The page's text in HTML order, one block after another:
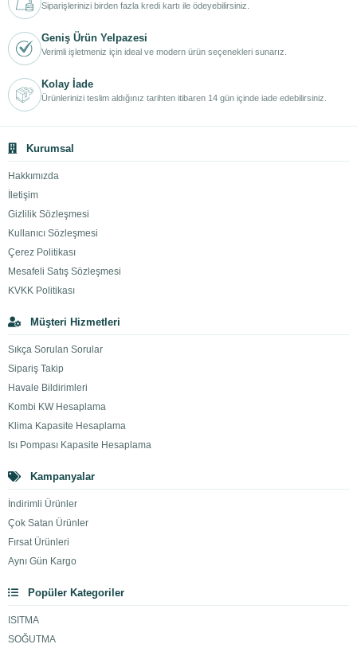
Siparişlerinizi birden fazla kredi kartı ile ödeyebilirsiniz.
Geniş Ürün Yelpazesi
Verimli işletmeniz için ideal ve modern ürün seçenekleri sunarız.
Kolay İade
Ürünlerinizi teslim aldığınız tarihten itibaren 14 gün içinde iade edebilirsiniz.
Kurumsal
Hakkımızda
İletişim
Gizlilik Sözleşmesi
Kullanıcı Sözleşmesi
Çerez Politikası
Mesafeli Satış Sözleşmesi
KVKK Politikası
Müşteri Hizmetleri
Sıkça Sorulan Sorular
Sipariş Takip
Havale Bildirimleri
Kombi KW Hesaplama
Klima Kapasite Hesaplama
Isı Pompası Kapasite Hesaplama
Kampanyalar
İndirimli Ürünler
Çok Satan Ürünler
Fırsat Ürünleri
Aynı Gün Kargo
Popüler Kategoriler
ISITMA
SOĞUTMA